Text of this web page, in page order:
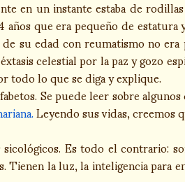
en un instante estaba de
que era pequeño de
su edad con reumatismo no
celestial por la paz y gozo
todo lo que se diga y explique.
Se puede leer sobre
Leyendo sus vidas, creemos
Es todo el contrario:
Tienen la luz, la inteligencia para